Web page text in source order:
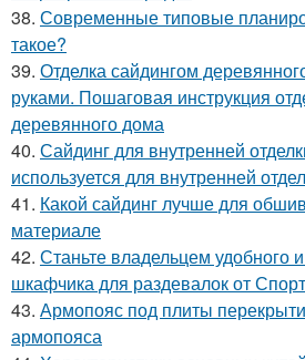
38. Современные типовые
такое?
39. Отделка сайдингом
руками. Пошаговая инструкция
деревянного дома
40. Сайдинг для внутренней
используется для внутренней
41. Какой сайдинг лучше для
материале
42. Станьте владельцем удобного
шкафчика для раздевалок от
43. Армопояс под плиты
армопояса